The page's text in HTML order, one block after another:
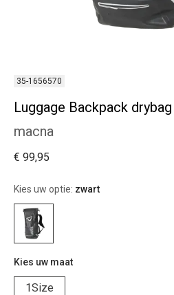
35-1656570
Luggage Backpack
macna
€ 99,95
Kies uw optie: zwart
Kies uw maat
1Size